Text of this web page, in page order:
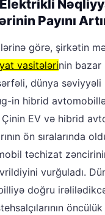
Payını
görə, şirkətin
vasitələrinin bazar
dünya
in hibrid
EV və hibrid
ön sıralarında
təchizat
vurğuladı.
doğru